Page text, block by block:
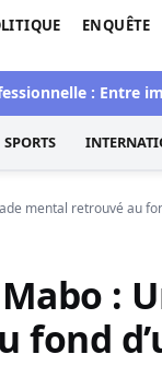
de
ENQUÊTE
: Entre
SPORTS
mental retrouvé au
:
fond